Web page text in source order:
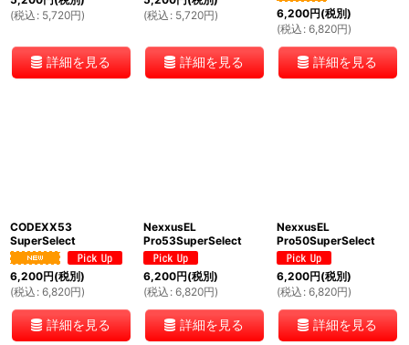
(税込 : 5,720円)
詳細を見る
(税込 : 5,720円)
詳細を見る
6,200円(税別)
(税込 : 6,820円)
詳細を見る
CODEXX53
SuperSelect
6,200円(税別)
(税込 : 6,820円)
詳細を見る
NexxusEL
Pro53SuperSelect
6,200円(税別)
(税込 : 6,820円)
詳細を見る
NexxusEL
Pro50SuperSelect
6,200円(税別)
(税込 : 6,820円)
詳細を見る